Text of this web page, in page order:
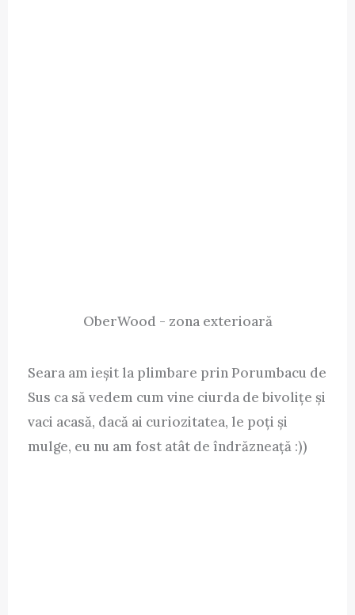
OberWood - zona exterioară
Seara am ieșit la plimbare prin Porumbacu de
Sus ca să vedem cum vine ciurda de bivolițe și
vaci acasă, dacă ai curiozitatea, le poți și
mulge, eu nu am fost atât de îndrăzneață :))